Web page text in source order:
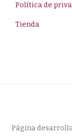
Política de
Tienda
Página